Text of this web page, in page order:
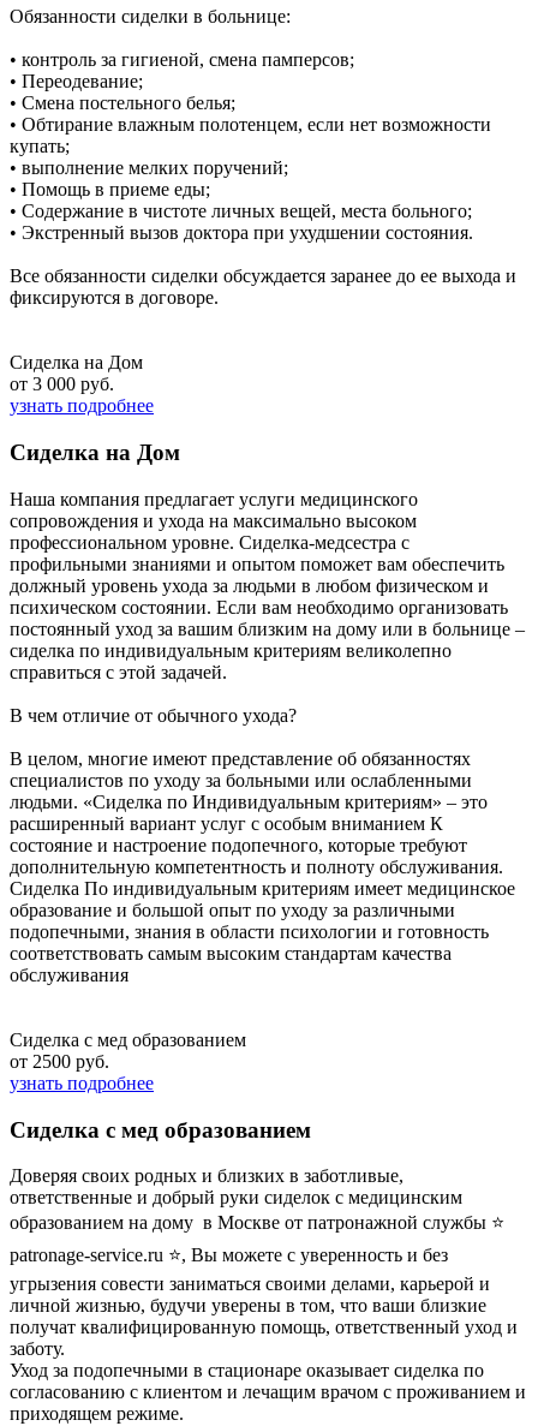
Обязанности сиделки в больнице:
• контроль за гигиеной, смена памперсов;
• Переодевание;
• Смена постельного белья;
• Обтирание влажным полотенцем, если нет возможности
купать;
• выполнение мелких поручений;
• Помощь в приеме еды;
• Содержание в чистоте личных вещей, места больного;
• Экстренный вызов доктора при ухудшении состояния.
Все обязанности сиделки обсуждается заранее до ее выхода и
фиксируются в договоре.
Сиделка на Дом
от 3 000 руб.
узнать подробнее
Сиделка на Дом
Наша компания предлагает услуги медицинского
сопровождения и ухода на максимально высоком
профессиональном уровне. Сиделка-медсестра с
профильными знаниями и опытом поможет вам обеспечить
должный уровень ухода за людьми в любом физическом и
психическом состоянии. Если вам необходимо организовать
постоянный уход за вашим близким на дому или в больнице –
сиделка по индивидуальным критериям великолепно
справиться с этой задачей.
В чем отличие от обычного ухода?
В целом, многие имеют представление об обязанностях
специалистов по уходу за больными или ослабленными
людьми. «Сиделка по Индивидуальным критериям» – это
расширенный вариант услуг с особым вниманием К
состояние и настроение подопечного, которые требуют
дополнительную компетентность и полноту обслуживания.
Сиделка По индивидуальным критериям имеет медицинское
образование и большой опыт по уходу за различными
подопечными, знания в области психологии и готовность
соответствовать самым высоким стандартам качества
обслуживания
Сиделка с мед образованием
от 2500 руб.
узнать подробнее
Сиделка с мед образованием
Доверяя своих родных и близких в заботливые,
ответственные и добрый руки сиделок с медицинским
образованием на дому в Москве от патронажной службы ⭐
patronage-service.ru ⭐, Вы можете с уверенность и без
угрызения совести заниматься своими делами, карьерой и
личной жизнью, будучи уверены в том, что ваши близкие
получат квалифицированную помощь, ответственный уход и
заботу.
Уход за подопечными в стационаре оказывает сиделка по
согласованию с клиентом и лечащим врачом с проживанием и
приходящем режиме.